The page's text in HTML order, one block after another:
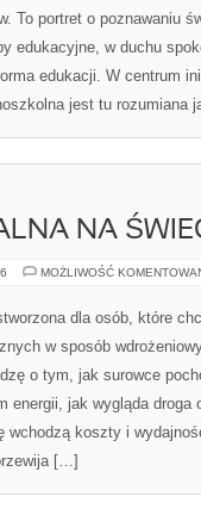
To portret o poznawaniu
edukacyjne, w duchu
edukacji. W centrum
jest tu rozumiana
NA
MOŻLIWOŚĆ
dla osób, które
w sposób
o tym, jak surowce
energii, jak wygląda droga
wchodzą koszty i
[…]